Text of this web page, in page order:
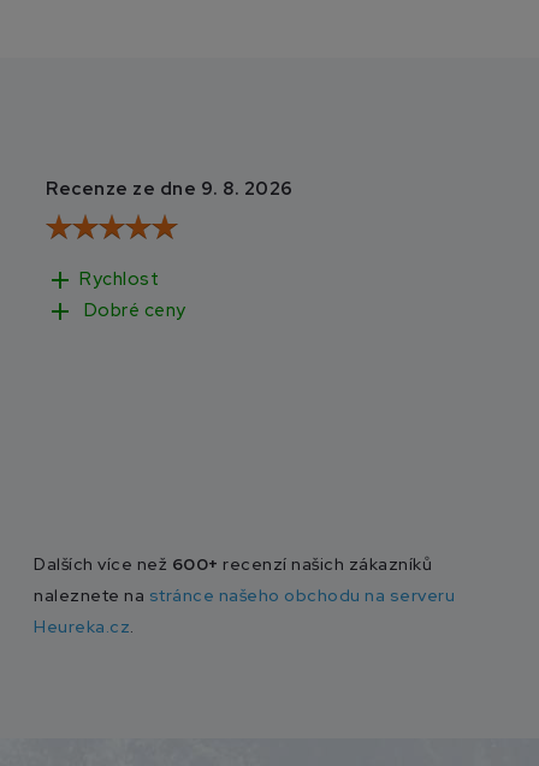
Recenze ze dne 9. 8. 2026
add Rychlost
add Dobré ceny
Dalších více než 600+ recenzí našich zákazníků
naleznete na stránce našeho obchodu na serveru
Heureka.cz.